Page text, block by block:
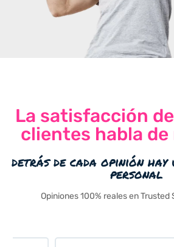
La satisfacción
clientes habla
detrás de cada opinión hay
personal
Opiniones 100% reales en Trusted